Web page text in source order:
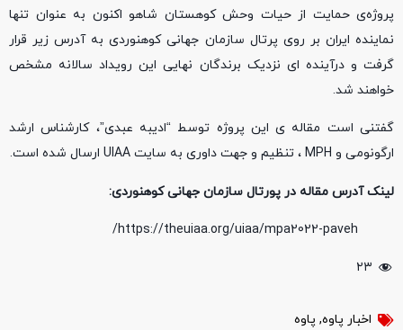
پروژه‌ی حمایت از حیات وحش کوهستان شاهو اکنون به عنوان تنها
نماینده ایران بر روی پرتال سازمان جهانی کوهنوردی به آدرس زیر قرار
گرفت و درآینده ای نزدیک برندگان نهایی این رویداد سالانه مشخص
خواهند شد.
گفتنی است مقاله ی این پروژه توسط “ادیبه عبدی”، کارشناس ارشد
ارگونومی و MPH ، تنظیم و جهت داوری به سایت UIAA ارسال شده است.
لینک آدرس مقاله در پورتال سازمان جهانی کوهنوردی:
https://theuiaa.org/uiaa/mpa2022-paveh/
۲۳
اخبار پاوه, پاوه